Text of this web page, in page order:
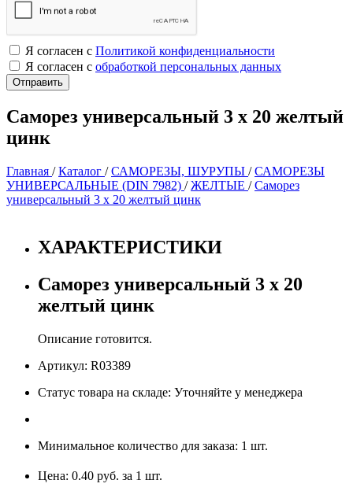
Я согласен с Политикой конфиденциальности
Я согласен с обработкой персональных данных
Саморез универсальный 3 х 20 желтый
цинк
Главная /Каталог /САМОРЕЗЫ, ШУРУПЫ /САМОРЕЗЫ
УНИВЕРСАЛЬНЫЕ (DIN 7982) /ЖЕЛТЫЕ /Саморез
универсальный 3 х 20 желтый цинк
ХАРАКТЕРИСТИКИ
Саморез универсальный 3 х 20
желтый цинк
Описание готовится.
Артикул: R03389
Статус товара на складе: Уточняйте у менеджера
Минимальное количество для заказа: 1 шт.
Цена: 0.40 руб. за 1 шт.